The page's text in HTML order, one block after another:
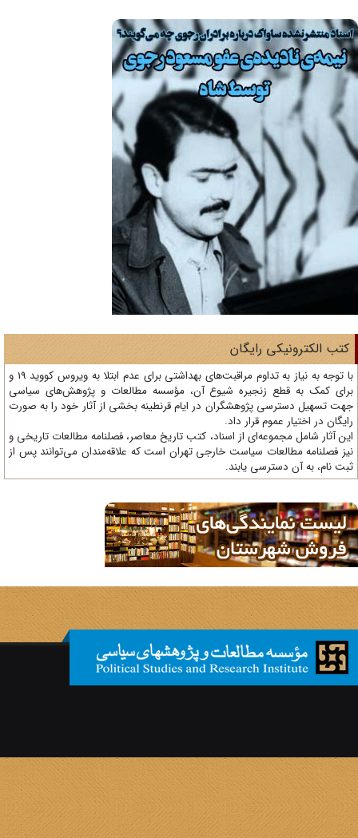
الکترونیکی رایگان
با توجه به نیاز به تداوم مراقبت‌های بهداشتی برای عدم ابتلا به ویروس کووید 19 و
کمک به قطع زنجیره شیوع آن، مؤسسه مطالعات و پژوهش‌های سیاسی
تسهیل دسترسی پژوهشگران در ایام قرنطینه بخشی از آثار خود را به صورت
در اختیار عموم قرار داد.
آثار شامل مجموعه‌ای از اسناد، کتب تاریخ معاصر، فصلنامه‌ مطالعات تاریخی و
فصلنامه مطالعات سیاست خارجی تهران است که علاقه‌مندان می‌توانند پس از
نام، به آن دسترسی یابند.